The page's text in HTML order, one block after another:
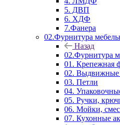
5. ДВП
6. ХДФ
7.Фанера
02.Фурнитура
Назад
02.Фурнитура
01. Крепежная
02.
03. Петли
04.
05. Ручки,
06. Мойки,
07. Кухонные